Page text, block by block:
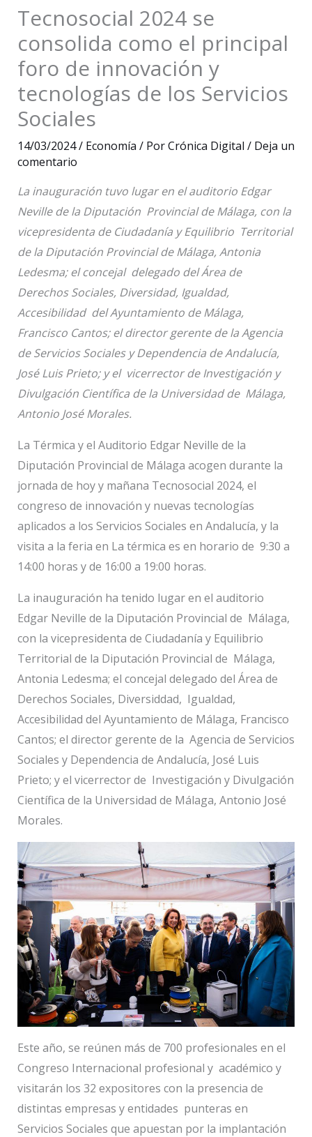
Tecnosocial 2024 se
consolida como el principal
foro de innovación y
tecnologías de los Servicios
Sociales
14/03/2024/ Economía / PorCrónica Digital / Deja un
comentario
La inauguración tuvo lugar en el auditorio Edgar
Neville de la Diputación Provincial de Málaga, con la
vicepresidenta de Ciudadanía y Equilibrio Territorial
de la Diputación Provincial de Málaga, Antonia
Ledesma; el concejal delegado del Área de
Derechos Sociales, Diversidad, Igualdad,
Accesibilidad del Ayuntamiento de Málaga,
Francisco Cantos; el director gerente de la Agencia
de Servicios Sociales y Dependencia de Andalucía,
José Luis Prieto; y el vicerrector de Investigación y
Divulgación Científica de la Universidad de Málaga,
Antonio José Morales.
La Térmica y el Auditorio Edgar Neville de la
Diputación Provincial de Málaga acogen durante la
jornada de hoy y mañana Tecnosocial 2024, el
congreso de innovación y nuevas tecnologías
aplicados a los Servicios Sociales en Andalucía, y la
visita a la feria en La térmica es en horario de 9:30 a
14:00 horas y de 16:00 a 19:00 horas.
La inauguración ha tenido lugar en el auditorio
Edgar Neville de la Diputación Provincial de Málaga,
con la vicepresidenta de Ciudadanía y Equilibrio
Territorial de la Diputación Provincial de Málaga,
Antonia Ledesma; el concejal delegado del Área de
Derechos Sociales, Diversiddad, Igualdad,
Accesibilidad del Ayuntamiento de Málaga, Francisco
Cantos; el director gerente de la Agencia de Servicios
Sociales y Dependencia de Andalucía, José Luis
Prieto; y el vicerrector de Investigación y Divulgación
Científica de la Universidad de Málaga, Antonio José
Morales.
Este año, se reúnen más de 700 profesionales en el
Congreso Internacional profesional y académico y
visitarán los 32 expositores con la presencia de
distintas empresas y entidades punteras en
Servicios Sociales que apuestan por la implantación